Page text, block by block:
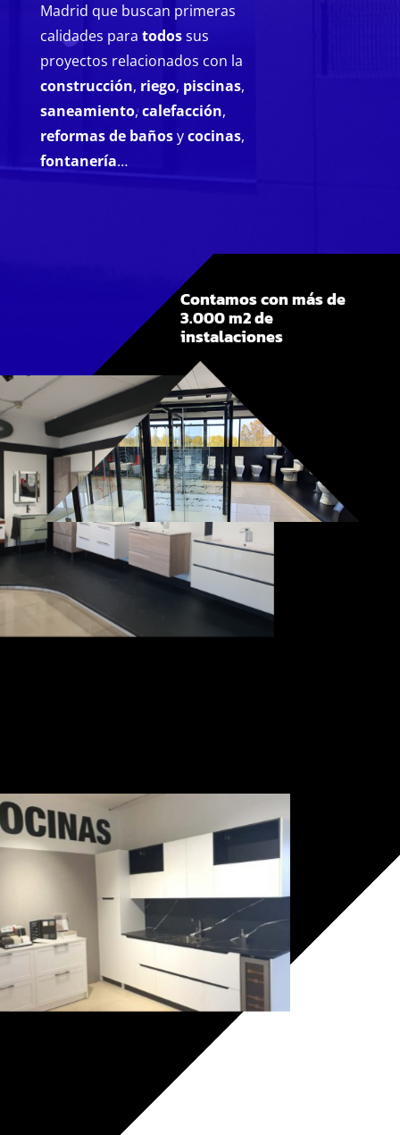
Madrid que buscan primeras
calidades para todossus
proyectos relacionados con la
construcción, riego, piscinas,
saneamiento,calefacción,
reformas de bañosycocinas,
fontanería…
Contamos con más de
3.000 m2 de
instalaciones